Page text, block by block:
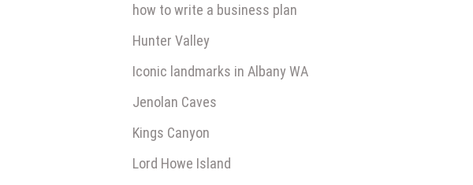
how to write a business plan
Hunter Valley
Iconic landmarks in Albany WA
Jenolan Caves
Kings Canyon
Lord Howe Island